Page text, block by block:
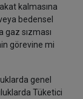
kalmasına
bedensel
sızması
görevine mi
genel
Tüketici